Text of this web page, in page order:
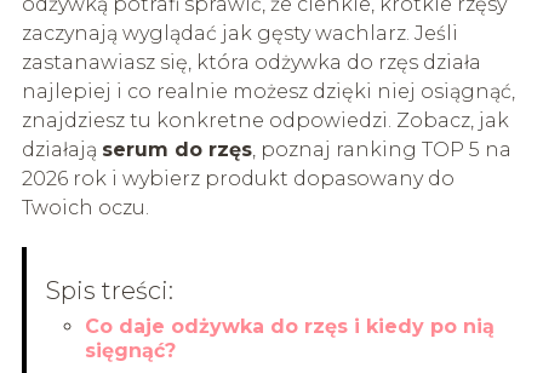
zaczynają wyglądać jak gęsty wachlarz. Jeśli
zastanawiasz się, która odżywka do rzęs działa
najlepiej i co realnie możesz dzięki niej osiągnąć,
znajdziesz tu konkretne odpowiedzi. Zobacz, jak
działają serum do rzęs, poznaj ranking TOP 5 na
2026 rok i wybierz produkt dopasowany do
Twoich oczu.
Spis treści:
Co daje odżywka do rzęs i kiedy po nią
sięgnąć?